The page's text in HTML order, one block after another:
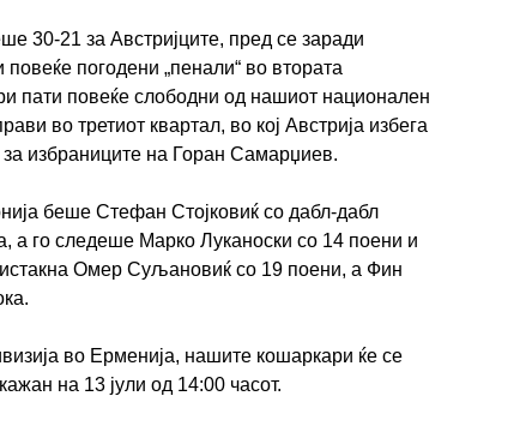
30-21 за Австријците, пред се заради
погодени „пенали“ во втората
пати повеќе слободни од нашиот национален
во третиот квартал, во кој Австрија избега
избраниците на Горан Самарџиев.
беше Стефан Стојковиќ со дабл-дабл
а го следеше Марко Луканоски со 14 поени и
истакна Омер Суљановиќ со 19 поени, а Фин
во Ерменија, нашите кошаркари ќе се
на 13 јули од 14:00 часот.